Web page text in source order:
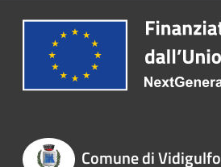
Comune di Vidigulfo